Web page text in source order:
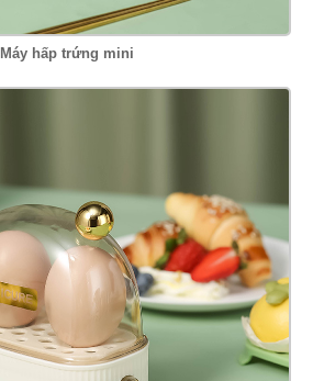
Máy hấp trứng mini